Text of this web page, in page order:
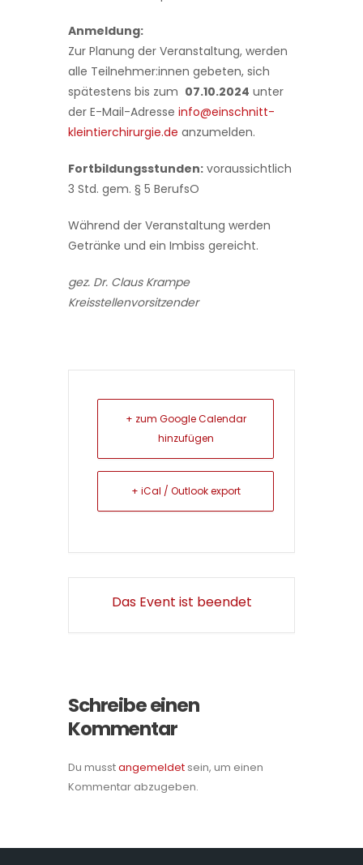
Anmeldung:
Zur Planung der Veranstaltung, werden
alle Teilnehmer:innen gebeten, sich
spätestens bis zum 07.10.2024 unter
der E-Mail-Adresse info@einschnitt-
kleintierchirurgie.de anzumelden.
Fortbildungsstunden: voraussichtlich
3 Std. gem. § 5 BerufsO
Während der Veranstaltung werden
Getränke und ein Imbiss gereicht.
gez. Dr. Claus Krampe
Kreisstellenvorsitzender
+ zum Google Calendar
hinzufügen
+ iCal / Outlook export
Das Event ist beendet
Schreibe einen
Kommentar
Du musstangemeldet sein, um einen
Kommentar abzugeben.